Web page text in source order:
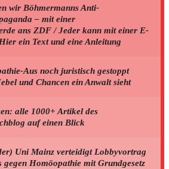
wir Böhmermanns Anti-
– mit einer
ans ZDF / Jeder kann mit einer E-
ein Text und eine Anleitung
Aus noch juristisch gestoppt
und Chancen ein Anwalt sieht
alle 1000+ Artikel des
auf einen Blick
Uni Mainz verteidigt Lobbyvortrag
gegen Homöopathie mit Grundgesetz